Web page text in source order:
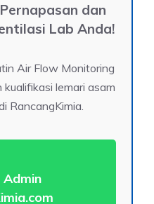
dan
Lab Anda!
Air Flow Monitoring
kualifikasi lemari asam
RancangKimia.
Admin